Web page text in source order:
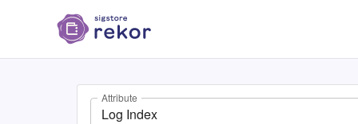
Attribute
Log Index